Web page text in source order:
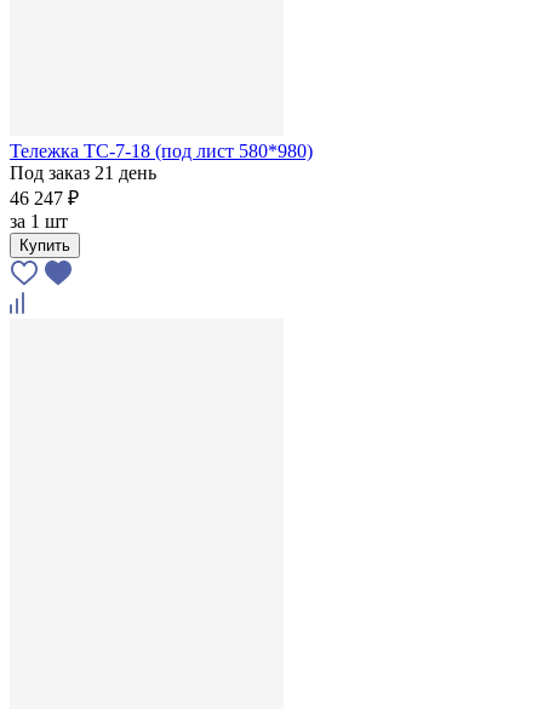
Тележка ТС-7-18 (под лист 580*980)
Под заказ 21 день
46 247 ₽
за 1 шт
Купить